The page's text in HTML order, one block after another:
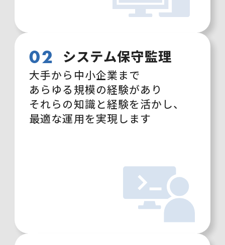
02 システム保守監理
大手から中小企業まで
あらゆる規模の経験があり
それらの知識と経験を活かし、
最適な運用を実現します